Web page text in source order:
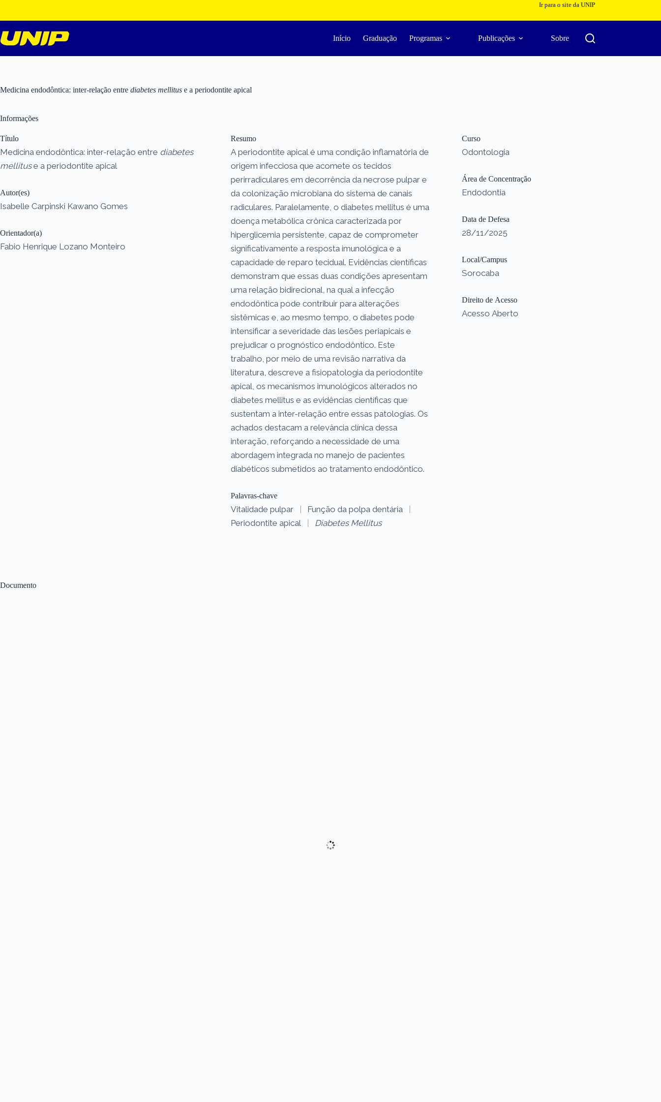
o
conteúdo
Ir para o site da UNIP
Início Graduação Programas Publicações Sobre
Medicina endodôntica: inter-relação entre diabetes mellitus e a periodontite apical
Documento
Informações
Título
Medicina endodôntica: inter-relação entre diabetes
mellituse a periodontite apical
Autor(es)
Isabelle Carpinski Kawano Gomes
Orientador(a)
Fabio Henrique Lozano Monteiro
Resumo
A periodontite apical é uma condição inflamatória de
origem infecciosa que acomete os tecidos
perirradiculares em decorrência da necrose pulpar e
da colonização microbiana do sistema de canais
radiculares. Paralelamente, o diabetes mellitus é uma
doença metabólica crônica caracterizada por
hiperglicemia persistente, capaz de comprometer
significativamente a resposta imunológica e a
capacidade de reparo tecidual. Evidências científicas
demonstram que essas duas condições apresentam
uma relação bidirecional, na qual a infecção
endodôntica pode contribuir para alterações
sistêmicas e, ao mesmo tempo, o diabetes pode
intensificar a severidade das lesões periapicais e
prejudicar o prognóstico endodôntico. Este
trabalho, por meio de uma revisão narrativa da
literatura, descreve a fisiopatologia da periodontite
apical, os mecanismos imunológicos alterados no
diabetes mellitus e as evidências científicas que
sustentam a inter-relação entre essas patologias. Os
achados destacam a relevância clínica dessa
interação, reforçando a necessidade de uma
abordagem integrada no manejo de pacientes
diabéticos submetidos ao tratamento endodôntico.
Palavras-chave
Vitalidade pulpar | Função da polpa dentária
|
Periodontite apical
| Diabetes Mellitus
Curso
Odontologia
Área de Concentração
Endodontia
Data de Defesa
28/11/2025
Local/Campus
Sorocaba
Direito de Acesso
Acesso Aberto